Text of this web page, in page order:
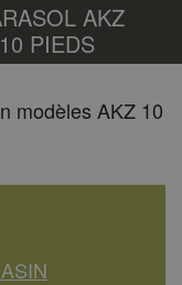
AKZ
PIEDS
modèles AKZ 10